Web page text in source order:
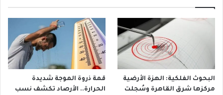
عجبي!
أما الأمر الثاني الذي أتعجب منه فهو ردود أفعال مَنْ
يغضبون ويثورون، أو على النقيض لا يبالون ويتبلدون،
على تصريحات أستاذ جامعة الأزهر مبروك عطية لمجرد
أنه قال شيئًا فريًا عن شخص المسيح يسوع، وسبب
تعجبي ورفضي لبعض ردود المعلقين على أمر سخريته
من اسم السيد المسيح أو السيد المريخ (كما قال هو)
يتلخص فيما يلي:
البحوث الفلكية: الهزة الأرضية
مركزها شرق القاهرة وسُجلت
قمة ذروة الموجة شديدة
الحرارة.. الأرصاد تكشف نسب